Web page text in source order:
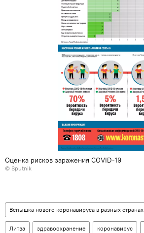
Оценка рисков заражения COVID-19
© Sputnik
Вспышка нового коронавируса в разных странах
Литва здравоохранение коронавирус